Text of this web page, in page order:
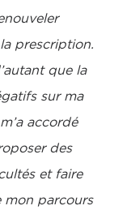
prescription.
que la
sur ma
accordé
des
et faire
mon parcours